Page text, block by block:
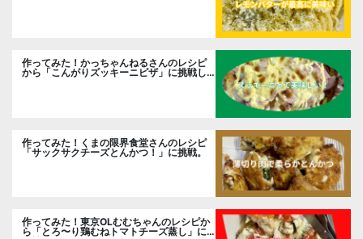
作ってみた！かっちゃんねるさんのレシピ
から「こんがりズッキーニピザ」に挑戦し
作ってみた！くまの限界食堂さんのレシピ
「サックサクチーズとんかつ！」に挑戦。
作ってみた！東京OLむむちゃんのレシピか
ら「とろ〜り鶏むねトマトチーズ蒸し」に